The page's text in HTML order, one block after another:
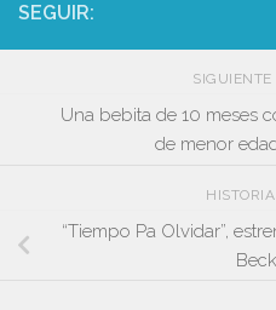
SEGUIR:
Una bebita de 10 meses
de menor
“Tiempo Pa Olvidar”,